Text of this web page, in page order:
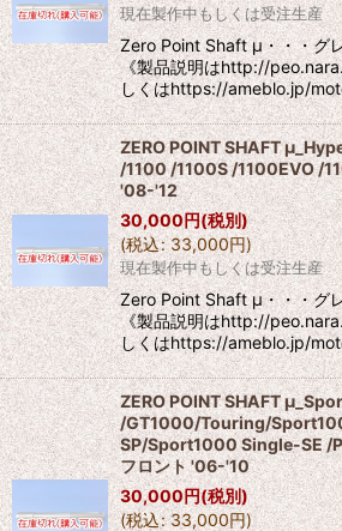
現在製作中もしくは受注生産
Zero Point Shaft μ・・・グ
《製品説明はhttp://
しくはhttps://ameblo.jp/
ZERO POINT SHAFT
/1100 /1100S /1100EVO /
'08-'12
30,000円(税別)
(税込: 33,000円)
現在製作中もしくは受注生産
Zero Point Shaft μ・・・グ
《製品説明はhttp://
しくはhttps://ameblo.jp/
ZERO POINT SHAFT
/GT1000/Touring/
SP/Sport1000 Single-SE /
フロント '06-'10
30,000円(税別)
(税込: 33,000円)